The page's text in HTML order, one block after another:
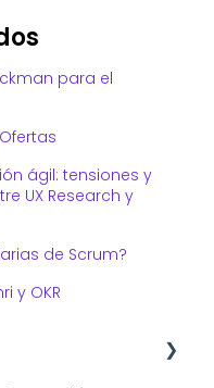
para el
ágil: tensiones y
UX Research y
de Scrum?
y OKR